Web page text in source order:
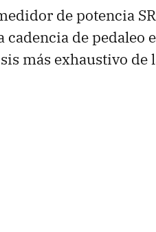
de potencia
de pedaleo
más exhaustivo de